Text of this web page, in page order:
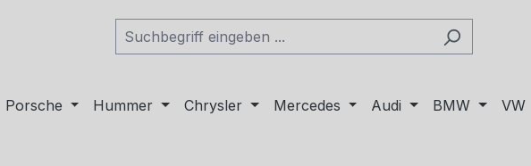
Porsche Hummer Chrysler Mercedes Audi BMW VW